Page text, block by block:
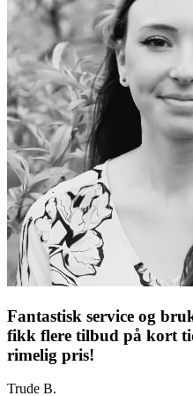
Fantastisk service og
fikk flere tilbud på kort
rimelig pris!
Trude B.